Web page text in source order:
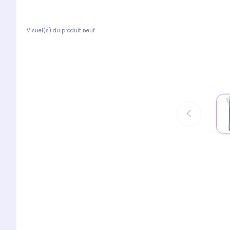
Visuel(s) du produit neuf